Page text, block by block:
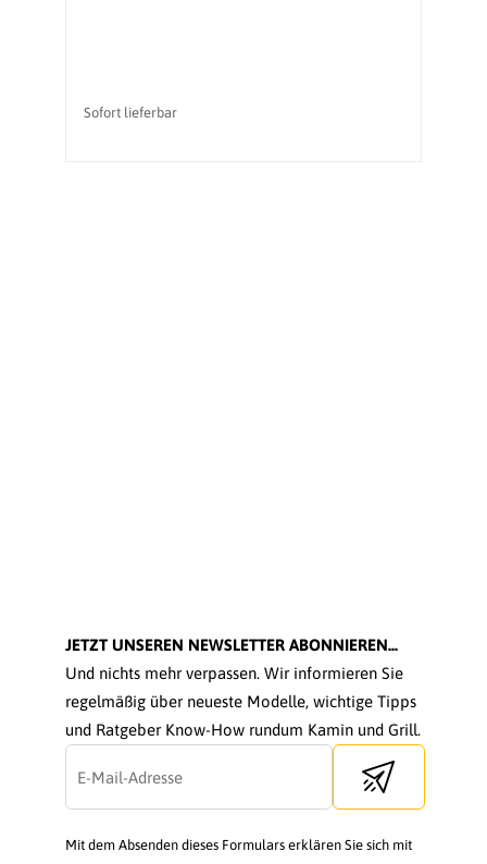
Sofort lieferbar
JETZT UNSEREN NEWSLETTER ABONNIEREN...
Und nichts mehr verpassen. Wir informieren Sie
regelmäßig über neueste Modelle, wichtige Tipps
und Ratgeber Know-How rundum Kamin und Grill.
Send newsletter
Mit dem Absenden dieses Formulars erklären Sie sich mit